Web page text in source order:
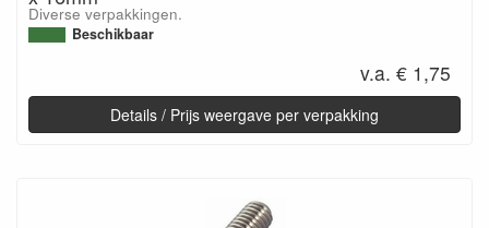
Diverse verpakkingen.
Beschikbaar
v.a. € 1,75
Details / Prijs weergave per verpakking